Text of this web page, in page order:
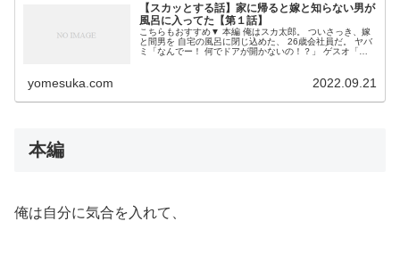
【スカッとする話】家に帰ると嫁と知らない男が
風呂に入ってた【第１話】
こちらもおすすめ▼ 本編 俺はスカ太郎。 ついさっき、嫁
と間男を 自宅の風呂に閉じ込めた、 26歳会社員だ。 ヤバ
ミ「なんでー！ 何でドアが開かないの！？」 ゲスオ「ど
yomesuka.com 2022.09.21
本編
俺は自分に気合を入れて、